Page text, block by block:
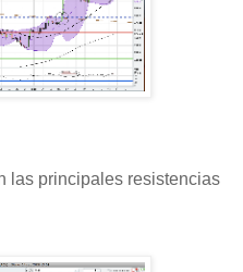
las principales resistencias